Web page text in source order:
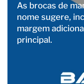
As brocas de
nome sugere,
margem
principal.